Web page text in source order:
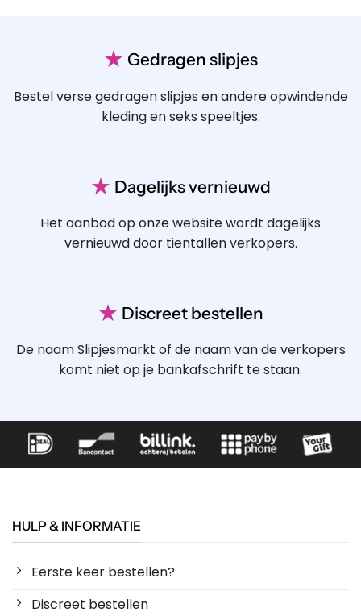
★ Gedragen slipjes
Bestel verse gedragen slipjes en andere opwindende
kleding en seks speeltjes.
★ Dagelijks vernieuwd
Het aanbod op onze website wordt dagelijks
vernieuwd door tientallen verkopers.
★ Discreet bestellen
De naam Slipjesmarkt of de naam van de verkopers
komt niet op je bankafschrift te staan.
HULP & INFORMATIE
Eerste keer bestellen?
Discreet bestellen